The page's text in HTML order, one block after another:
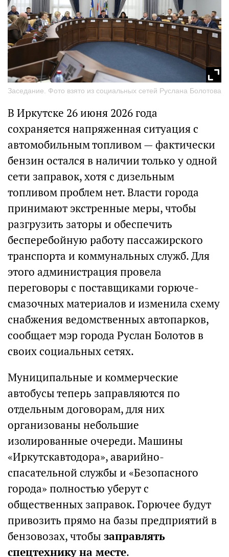
Заседание. Фото взято из социальных сетей Руслана Болотова
В Иркутске 26 июня 2026 года
сохраняется напряженная ситуация с
автомобильным топливом — фактически
бензин остался в наличии только у одной
сети заправок, хотя с дизельным
топливом проблем нет. Власти города
принимают экстренные меры, чтобы
разгрузить заторы и обеспечить
бесперебойную работу пассажирского
транспорта и коммунальных служб. Для
этого администрация провела
переговоры с поставщиками горюче-
смазочных материалов и изменила схему
снабжения ведомственных автопарков,
сообщает мэр города Руслан Болотов в
своих социальных сетях.
Муниципальные и коммерческие
автобусы теперь заправляются по
отдельным договорам, для них
организованы небольшие
изолированные очереди. Машины
«Иркутскавтодора», аварийно-
спасательной службы и «Безопасного
города» полностью уберут с
общественных заправок. Горючее будут
привозить прямо на базы предприятий в
бензовозах, чтобы заправлять
спецтехнику на месте.